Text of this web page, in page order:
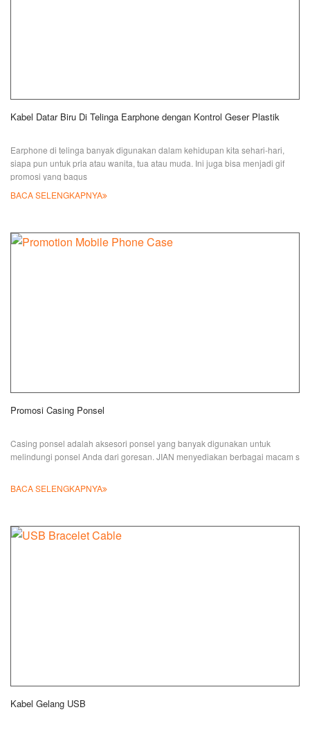
Kabel Datar Biru Di Telinga Earphone dengan Kontrol Geser Plastik
Earphone di telinga banyak digunakan dalam kehidupan kita sehari-hari,
siapa pun untuk pria atau wanita, tua atau muda. Ini juga bisa menjadi gif
promosi yang bagus
BACA SELENGKAPNYA
Promosi Casing Ponsel
Casing ponsel adalah aksesori ponsel yang banyak digunakan untuk
melindungi ponsel Anda dari goresan. JIAN menyediakan berbagai macam s
BACA SELENGKAPNYA
Kabel Gelang USB